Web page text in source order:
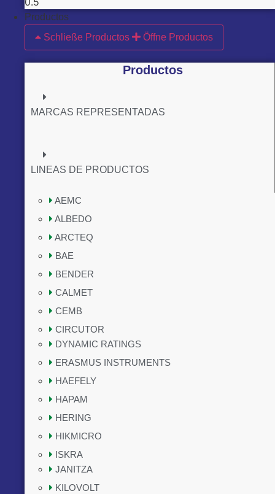
Productos
Schließe Productos
Öffne Productos
Productos
MARCAS REPRESENTADAS
LINEAS DE PRODUCTOS
AEMC
ALBEDO
ARCTEQ
BAE
BENDER
CALMET
CEMB
CIRCUTOR
DYNAMIC RATINGS
ERASMUS INSTRUMENTS
HAEFELY
HAPAM
HERING
HIKMICRO
ISKRA
JANITZA
KILOVOLT